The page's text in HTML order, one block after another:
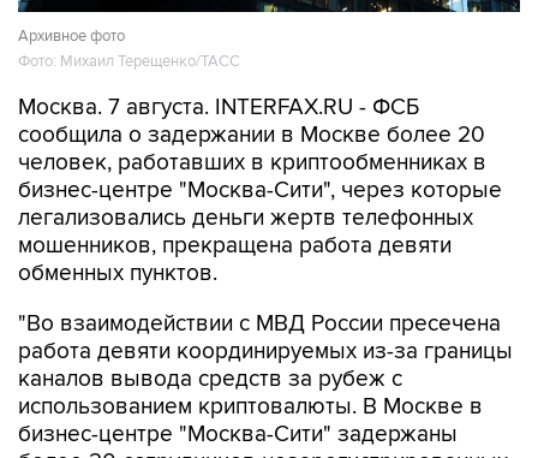
Архивное фото
Фото: Михаил Терещенко/ТАСС
Москва. 7 августа. INTERFAX.RU - ФСБ
сообщила о задержании в Москве более 20
человек, работавших в криптообменниках в
бизнес-центре "Москва-Сити", через которые
легализовались деньги жертв телефонных
мошенников, прекращена работа девяти
обменных пунктов.
"Во взаимодействии с МВД России пресечена
работа девяти координируемых из-за границы
каналов вывода средств за рубеж с
использованием криптовалюты. В Москве в
бизнес-центре "Москва-Сити" задержаны